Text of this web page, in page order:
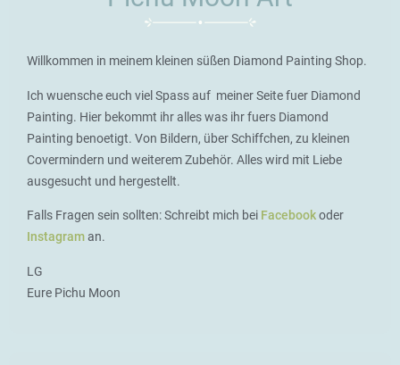
Willkommen in meinem kleinen süßen Diamond Painting Shop.
Ich wuensche euch viel Spass auf meiner Seite fuer Diamond
Painting. Hier bekommt ihr alles was ihr fuers Diamond
Painting benoetigt. Von Bildern, über Schiffchen, zu kleinen
Covermindern und weiterem Zubehör. Alles wird mit Liebe
ausgesucht und hergestellt.
Falls Fragen sein sollten: Schreibt mich bei Facebookoder
Instagraman.
LG
Eure Pichu Moon